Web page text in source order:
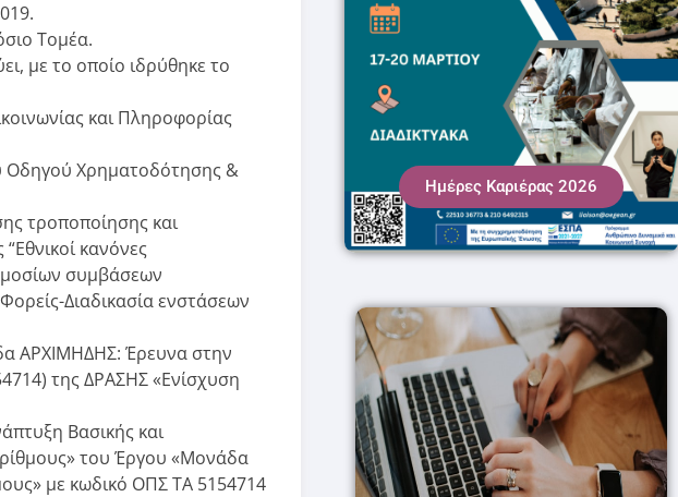
Τομέα.
με το οποίο ιδρύθηκε το
και Πληροφορίας
Οδηγού Χρηματοδότησης &
τροποποίησης και
κανόνες
συμβάσεων
Διαδικασία ενστάσεων
ΑΡΧΙΜΗΔΗΣ: Έρευνα στην
της ΔΡΑΣΗΣ «Ενίσχυση
Βασικής και
του Έργου «Μονάδα
με κωδικό ΟΠΣ ΤΑ 5154714
Ημέρες Καριέρας 2026